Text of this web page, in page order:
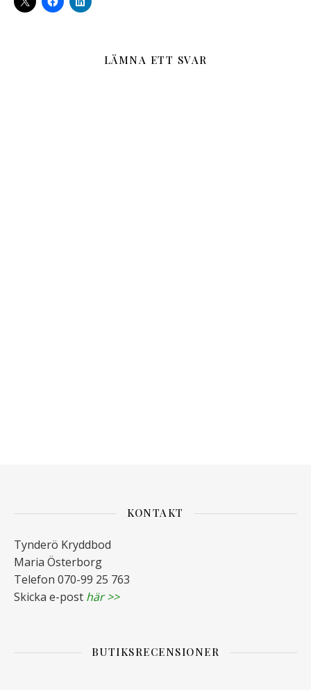
LÄMNA ETT SVAR
KONTAKT
Tynderö Kryddbod
Maria Österborg
Telefon 070-99 25 763
Skicka e-post här >>
BUTIKSRECENSIONER